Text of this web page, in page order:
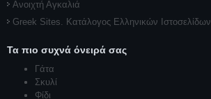
Ανοιχτή Αγκαλιά
Greek Sites. Κατάλογος Ελληνικών Ιστοσελίδων
Τα πιο συχνά όνειρά σας
Γάτα
Σκυλί
Φίδι